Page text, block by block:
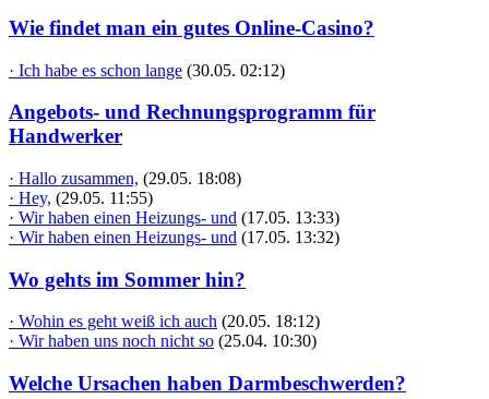
Wie findet man ein gutes Online-Casino?
· Ich habe es schon lange (30.05. 02:12)
Angebots- und Rechnungsprogramm für
Handwerker
· Hallo zusammen, (29.05. 18:08)
· Hey, (29.05. 11:55)
· Wir haben einen Heizungs- und (17.05. 13:33)
· Wir haben einen Heizungs- und (17.05. 13:32)
Wo gehts im Sommer hin?
· Wohin es geht weiß ich auch (20.05. 18:12)
· Wir haben uns noch nicht so (25.04. 10:30)
Welche Ursachen haben Darmbeschwerden?